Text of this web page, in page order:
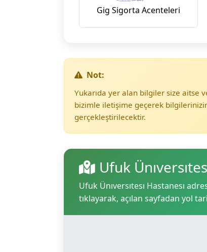
Gig Sigorta Acenteleri
Not:
Yukarıda yer alan bilgiler size aitse
bizimle iletişime geçerek
gerçekleştirilecektir.
Ufuk
Ufuk Ünıversıtesı Hastanesı
tıklayarak, açılan sayfadan yol